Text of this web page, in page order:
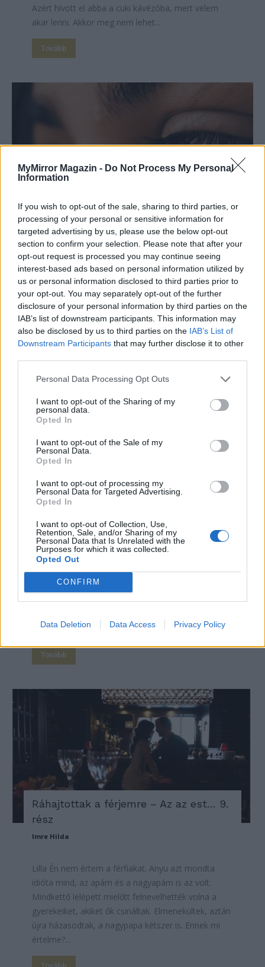
MyMirror Magazin - Do Not Process My Personal
Information
If you wish to opt-out of the sale, sharing to third parties, or
processing of your personal or sensitive information for
targeted advertising by us, please use the below opt-out
section to confirm your selection. Please note that after your
opt-out request is processed you may continue seeing
interest-based ads based on personal information utilized by
us or personal information disclosed to third parties prior to
your opt-out. You may separately opt-out of the further
disclosure of your personal information by third parties on the
IAB’s list of downstream participants. This information may
also be disclosed by us to third parties on the IAB’s List of
Downstream Participants that may further disclose it to other
Personal Data Processing Opt Outs
I want to opt-out of the Sharing of my
personal data.
Opted In
I want to opt-out of the Sale of my
Personal Data.
Opted In
I want to opt-out of processing my
Personal Data for Targeted Advertising.
Opted In
I want to opt-out of Collection, Use,
Retention, Sale, and/or Sharing of my
Personal Data that Is Unrelated with the
Purposes for which it was collected.
Opted Out
CONFIRM
Data Deletion Data Access Privacy Policy
Azért hívott el abba a cuki kávézóba, mert velem
akar lenni. Akkor meg nem lehet...
Tovább
7. rész
Imre Hilda
Sára Ismerem Beát, nem fog megállni a
megfigyelésnél. Nem akarom őt belekeverni, ezért
tetszik is az ötlete, meg nem is. Talán nekem
kellene odamennem és a saját szememmel látnom
az egészet? Nem, azt nem bírnám ki, mert
ráborítanám az asztalt...
Tovább
Ráhajtottak a férjemre – Az est vége…
– 8. rész
Imre Hilda
Robi Ez a nő meg, hogy kerül ide? Biztos, hogy nem
véletlenül jelent meg. Na, nehogy már elhiggyem,
hogy pont most és pont itt kell összefutnom vele!
ezt a kotnyeles, undok...
Tovább
Ráhajtottak a férjemre – Az az est… 9.
rész
Imre Hilda
Lilla Én nem értem a férfiakat. Anyu azt mondta
idióta mind, az apám és a nagyapám is az volt.
Mindkettő lelépett mielőtt felnevelhették volna a
gyerekeiket, akiket ők csináltak. Elmenekültek, aztán
újra házasodtak, a nagypapa kétszer is. Ennek mi
értelme?...